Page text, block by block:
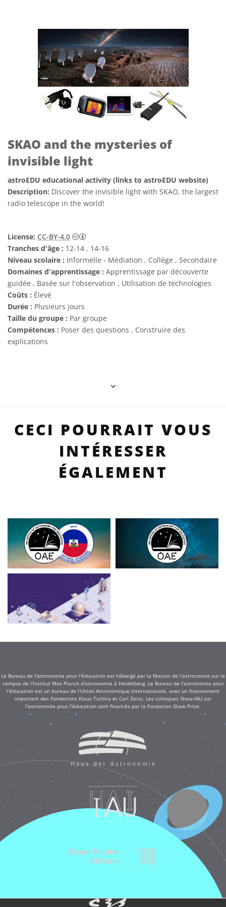
SKAO and the mysteries of
invisible light
astroEDU educational activity (links to astroEDU website)
Description: Discover the invisible light with SKAO, the largest
radio telescope in the world!
License: CC-BY-4.0
Creative Commons (CC) Attribution 4.0
Tranches d'âge : 12-14 , 14-16
Niveau scolaire : Informelle - Médiation , Collège , Secondaire
Domaines d'apprentissage : Apprentissage par découverte
guidée , Basée sur l'observation , Utilisation de technologies
Coûts : Élevé
Durée : Plusieurs jours
Taille du groupe : Par groupe
Compétences : Poser des questions , Construire des
explications
CECI POURRAIT VOUS
INTÉRESSER
ÉGALEMENT
Le Bureau de l'astronomie pour l'éducation est hébergé par la Maison de l'astronomie sur le
campus de l'Institut Max Planck d'astronomie à Heidelberg. Le Bureau de l'astronomie pour
l'éducation est un bureau de l'Union Astronomique Internationale, avec un financement
important des Fondations Klaus Tschira et Carl Zeiss. Les colloques Shaw-IAU sur
l'astronomie pour l'éducation sont financés par la Fondation Shaw Prize.